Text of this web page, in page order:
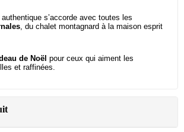
s’accorde avec toutes les
, du chalet montagnard à la maison esprit
de Noël pour ceux qui aiment les
et raffinées.